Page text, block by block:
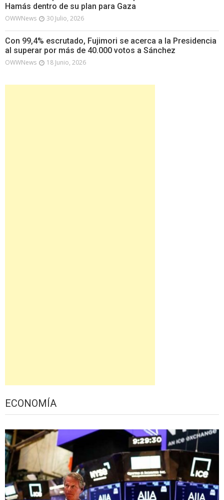
Hamás dentro de su plan para Gaza
OWWNews 30 Julio, 2026
Con 99,4% escrutado, Fujimori se acerca a la Presidencia
al superar por más de 40.000 votos a Sánchez
OWWNews 18 Junio, 2026
ECONOMÍA